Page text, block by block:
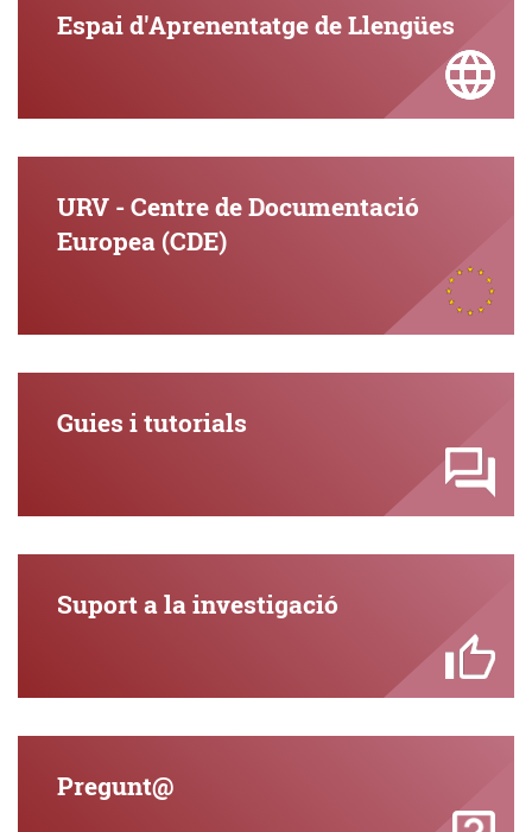
Espai d'Aprenentatge de Llengües
URV - Centre de Documentació
Europea (CDE)
Guies i tutorials
Suport a la investigació
Pregunt@